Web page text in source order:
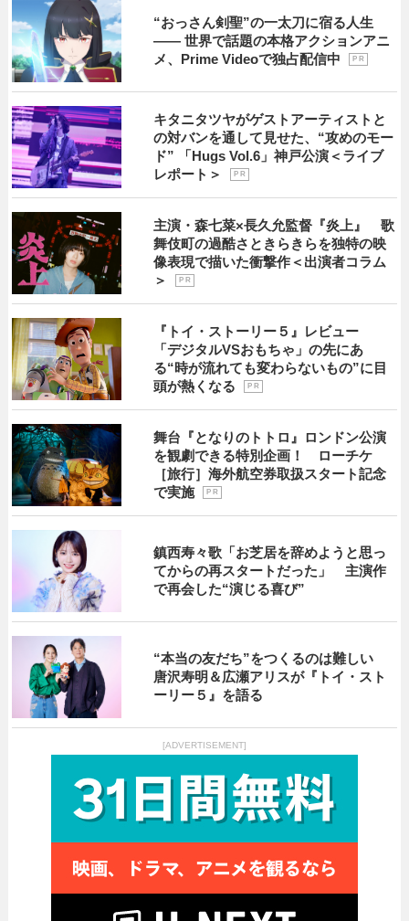
“おっさん剣聖”の一太刀に宿る人生
―― 世界で話題の本格アクションアニ
メ、Prime Videoで独占配信中
P R
キタニタツヤがゲストアーティストと
の対バンを通して見せた、“攻めのモー
ド” 「Hugs Vol.6」神戸公演＜ライブ
レポート＞
P R
主演・森七菜×長久允監督『炎上』 歌
舞伎町の過酷さときらきらを独特の映
像表現で描いた衝撃作＜出演者コラム
＞
P R
『トイ・ストーリー５』レビュー
「デジタルVSおもちゃ」の先にあ
る“時が流れても変わらないもの”に目
頭が熱くなる
P R
舞台『となりのトトロ』ロンドン公演
を観劇できる特別企画！ ローチケ
［旅行］海外航空券取扱スタート記念
で実施
P R
鎮西寿々歌「お芝居を辞めようと思っ
てからの再スタートだった」 主演作
で再会した“演じる喜び”
“本当の友だち”をつくるのは難しい
唐沢寿明＆広瀬アリスが『トイ・スト
ーリー５』を語る
[ADVERTISEMENT]